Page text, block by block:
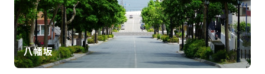
八幡坂